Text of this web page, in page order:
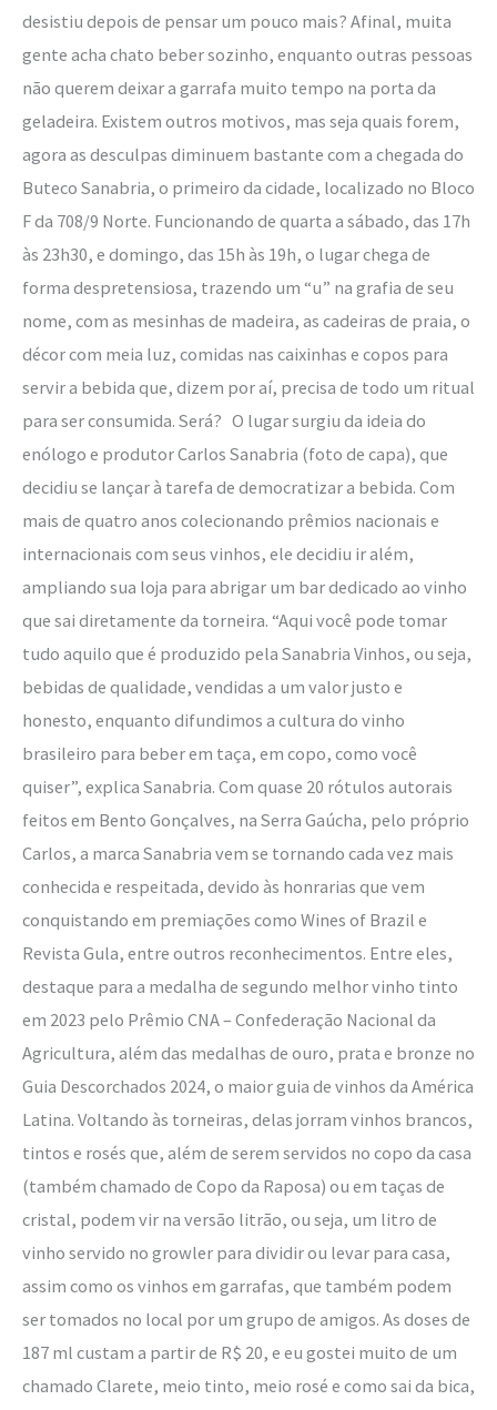
desistiu depois de pensar um pouco mais? Afinal, muita
gente acha chato beber sozinho, enquanto outras pessoas
não querem deixar a garrafa muito tempo na porta da
geladeira. Existem outros motivos, mas seja quais forem,
agora as desculpas diminuem bastante com a chegada do
Buteco Sanabria, o primeiro da cidade, localizado no Bloco
F da 708/9 Norte. Funcionando de quarta a sábado, das 17h
às 23h30, e domingo, das 15h às 19h, o lugar chega de
forma despretensiosa, trazendo um “u” na grafia de seu
nome, com as mesinhas de madeira, as cadeiras de praia, o
décor com meia luz, comidas nas caixinhas e copos para
servir a bebida que, dizem por aí, precisa de todo um ritual
para ser consumida. Será? O lugar surgiu da ideia do
enólogo e produtor Carlos Sanabria (foto de capa), que
decidiu se lançar à tarefa de democratizar a bebida. Com
mais de quatro anos colecionando prêmios nacionais e
internacionais com seus vinhos, ele decidiu ir além,
ampliando sua loja para abrigar um bar dedicado ao vinho
que sai diretamente da torneira. “Aqui você pode tomar
tudo aquilo que é produzido pela Sanabria Vinhos, ou seja,
bebidas de qualidade, vendidas a um valor justo e
honesto, enquanto difundimos a cultura do vinho
brasileiro para beber em taça, em copo, como você
quiser”, explica Sanabria. Com quase 20 rótulos autorais
feitos em Bento Gonçalves, na Serra Gaúcha, pelo próprio
Carlos, a marca Sanabria vem se tornando cada vez mais
conhecida e respeitada, devido às honrarias que vem
conquistando em premiações como Wines of Brazil e
Revista Gula, entre outros reconhecimentos. Entre eles,
destaque para a medalha de segundo melhor vinho tinto
em 2023 pelo Prêmio CNA – Confederação Nacional da
Agricultura, além das medalhas de ouro, prata e bronze no
Guia Descorchados 2024, o maior guia de vinhos da América
Latina. Voltando às torneiras, delas jorram vinhos brancos,
tintos e rosés que, além de serem servidos no copo da casa
(também chamado de Copo da Raposa) ou em taças de
cristal, podem vir na versão litrão, ou seja, um litro de
vinho servido no growler para dividir ou levar para casa,
assim como os vinhos em garrafas, que também podem
ser tomados no local por um grupo de amigos. As doses de
187 ml custam a partir de R$ 20, e eu gostei muito de um
chamado Clarete, meio tinto, meio rosé e como sai da bica,